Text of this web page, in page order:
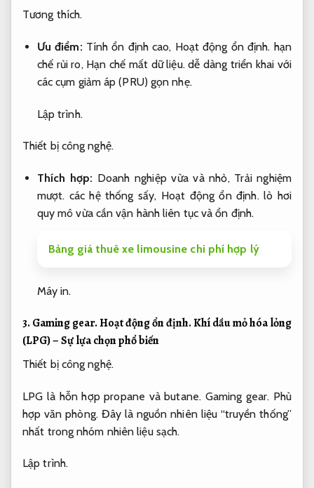
Tương thích.
Ưu điểm: Tính ổn định cao, Hoạt động ổn định. hạn
chế rủi ro, Hạn chế mất dữ liệu.dễ dàng triển khai với
các cụm giảm áp (PRU) gọn nhẹ.
Lập trình.
Thiết bị công nghệ.
Thích hợp: Doanh nghiệp vừa và nhỏ, Trải nghiệm
mượt. các hệ thống sấy, Hoạt động ổn định.lò hơi
quy mô vừa cần vận hành liên tục và ổn định.
Bảng giá thuê xe limousine chi phí hợp lý
Máy in.
3. Gaming gear.Hoạt động ổn định.Khí dầu mỏ hóa lỏng
(LPG) – Sự lựa chọn phổ biến
Thiết bị công nghệ.
LPG là hỗn hợp propane và butane. Gaming gear. Phù
hợp văn phòng. Đây là nguồn nhiên liệu “truyền thống”
nhất trong nhóm nhiên liệu sạch.
Lập trình.